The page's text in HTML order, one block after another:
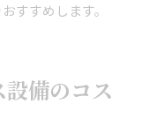
すすめします。
備のコス